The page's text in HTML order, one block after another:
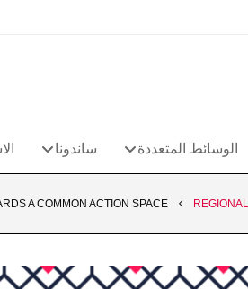
الوسائط المتعددة ساندونا
REGIONAL
A COMMON ACTION SPACE